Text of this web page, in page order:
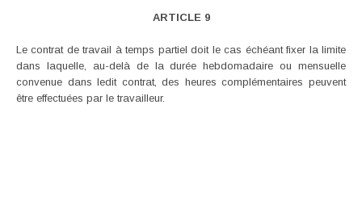
ARTICLE 9
Le contrat de travail à temps partiel doit le cas échéant fixer la limite
dans laquelle, au-delà de la durée hebdomadaire ou mensuelle
convenue dans ledit contrat, des heures complémentaires peuvent
être effectuées par le travailleur.